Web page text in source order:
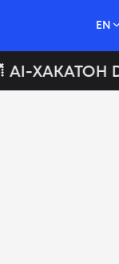
EN
AI-ХАКАТОН